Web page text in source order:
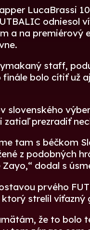
LucaBrassi
odniesol
a na premiérový
staff,
finále bolo cítiť už
slovenského
zatiaľ prezradiť
tam s béčkom
z podobných
dodal s
prvého
strelil víťazný
že to bolo